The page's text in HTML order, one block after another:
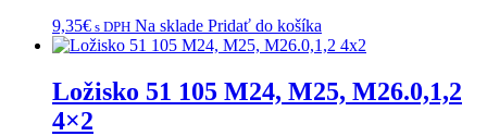
9,35€ s DPH Na sklade Pridať do košíka
Ložisko 51 105 M24, M25, M26.0,1,2
4×2